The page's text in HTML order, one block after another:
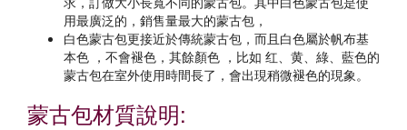
用最廣泛的，銷售量最大的蒙古包，
白色蒙古包更接近於傳統蒙古包，而且白色屬於帆布基
本色 ，不會褪色，其餘顏色 ，比如 红、黄、綠、藍色的
蒙古包在室外使用時間長了，會出現稍微褪色的現象。
蒙古包材質說明: